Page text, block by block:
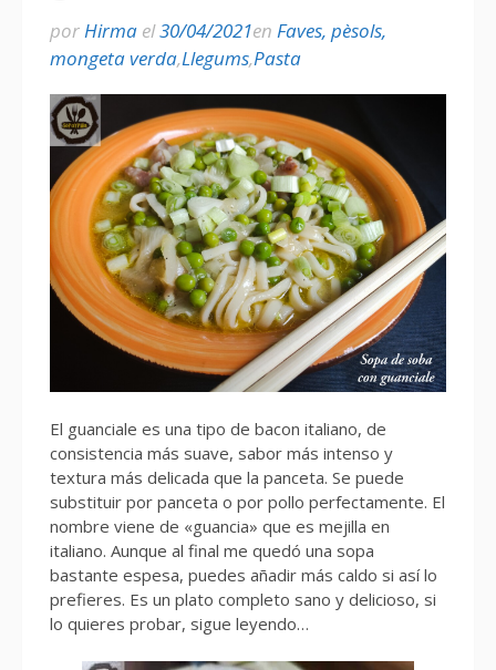
porHirma el30/04/2021en Faves, pèsols,
mongeta verda,Llegums,Pasta
El guanciale es una tipo de bacon italiano, de
consistencia más suave, sabor más intenso y
textura más delicada que la panceta. Se puede
substituir por panceta o por pollo perfectamente. El
nombre viene de «guancia» que es mejilla en
italiano. Aunque al final me quedó una sopa
bastante espesa, puedes añadir más caldo si así lo
prefieres. Es un plato completo sano y delicioso, si
lo quieres probar, sigue leyendo…